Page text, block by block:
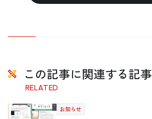
この記事に関連する記事
RELATED
お知らせ